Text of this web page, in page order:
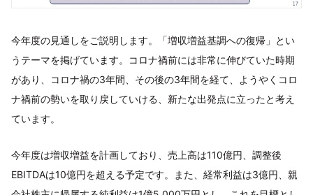
今年度の見通しをご説明します。「増収増益基調への復帰」とい
うテーマを掲げています。コロナ禍前には非常に伸びていた時期
があり、コロナ禍の3年間、その後の3年間を経て、ようやくコロ
ナ禍前の勢いを取り戻していける、新たな出発点に立ったと考え
ています。
今年度は増収増益を計画しており、売上高は110億円、調整後
EBITDAは10億円を超える予定です。また、経常利益は3億円、親